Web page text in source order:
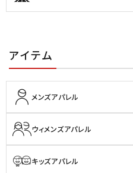
アイテム
メンズアパレル
ウィメンズアパレル
キッズアパレル